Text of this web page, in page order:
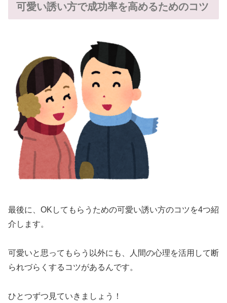
可愛い誘い方で成功率を高めるためのコツ
最後に、OKしてもらうための可愛い誘い方のコツを4つ紹
介します。
可愛いと思ってもらう以外にも、人間の心理を活用して断
られづらくするコツがあるんです。
ひとつずつ見ていきましょう！